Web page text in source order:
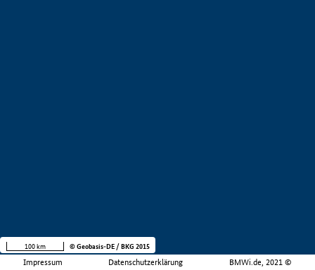
Impressum Datenschutzerklärung BMWi.de, 2021 ©
100 km © Geobasis-DE / BKG 2015